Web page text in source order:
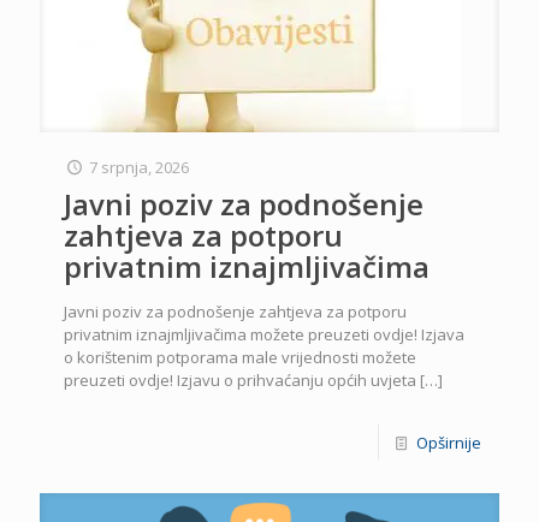
7 srpnja, 2026
Javni poziv za podnošenje
zahtjeva za potporu
privatnim iznajmljivačima
Javni poziv za podnošenje zahtjeva za potporu
privatnim iznajmljivačima možete preuzeti ovdje! Izjava
o korištenim potporama male vrijednosti možete
preuzeti ovdje! Izjavu o prihvaćanju općih uvjeta […]
Opširnije